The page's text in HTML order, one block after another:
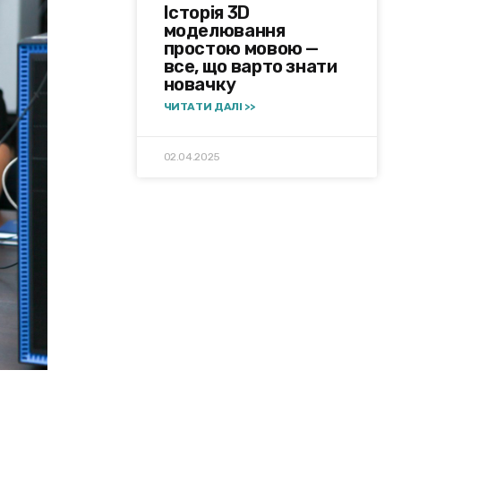
Історія 3D
моделювання
простою мовою —
все, що варто знати
новачку
ЧИТАТИ ДАЛІ >>
02.04.2025